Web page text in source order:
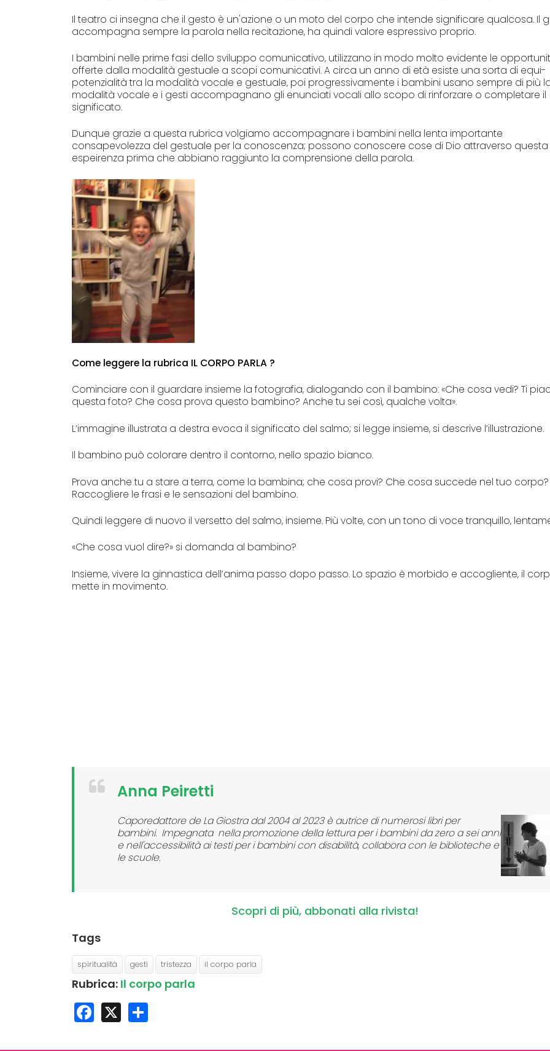
Il teatro ci insegna che il gesto è un'azione o un moto del corpo che intende significare qualcosa. Il
accompagna sempre la parola nella recitazione, ha quindi valore espressivo proprio.
I bambini nelle prime fasi dello sviluppo comunicativo, utilizzano in modo molto evidente le
offerte dalla modalità gestuale a scopi comunicativi. A circa un anno di età esiste una sorta di equi-
potenzialità tra la modalità vocale e gestuale, poi progressivamente i bambini usano sempre di più
modalità vocale e i gesti accompagnano gli enunciati vocali allo scopo di rinforzare o completare il
significato.
Dunque grazie a questa rubrica volgiamo accompagnare i bambini nella lenta importante
consapevolezza del gestuale per la conoscenza; possono conoscere cose di Dio attraverso questa
espeirenza prima che abbiano raggiunto la comprensione della parola.
Come leggere la rubrica IL CORPO PARLA ?
Cominciare con il guardare insieme la fotografia, dialogando con il bambino: «Che cosa vedi? Ti
questa foto? Che cosa prova questo bambino? Anche tu sei così, qualche volta».
L’immagine illustrata a destra evoca il significato del salmo; si legge insieme, si descrive l’illustrazione.
Il bambino può colorare dentro il contorno, nello spazio bianco.
Prova anche tu a stare a terra, come la bambina; che cosa provi? Che cosa succede nel tuo corpo?
Raccogliere le frasi e le sensazioni del bambino.
Quindi leggere di nuovo il versetto del salmo, insieme. Più volte, con un tono di voce tranquillo,
«Che cosa vuol dire?» si domanda al bambino?
Insieme, vivere la ginnastica dell’anima passo dopo passo. Lo spazio è morbido e accogliente, il
mette in movimento.
Anna Peiretti
Caporedattore deLa Giostradal 2004 al 2023 è autrice di numerosi libri per
bambini. Impegnata nella promozione della lettura per i bambini da zero a sei anni
e nell'accessibilità ai testi per i bambini con disabilità, collabora con le biblioteche e
le scuole.
Scopri di più, abbonati alla rivista!
Tags
spiritualità gesti tristezza il corpo parla
Rubrica: Il corpo parla
Facebook
X